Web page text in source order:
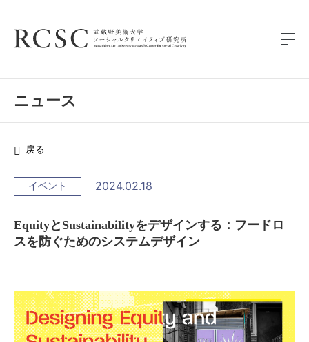
ニュース
戻る
イベント 2024.02.18
EquityとSustainabilityをデザインする：フードロ
スを防ぐためのシステムデザイン